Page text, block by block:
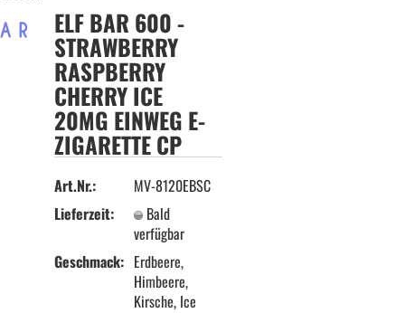
ELF BAR 600 -
STRAWBERRY
RASPBERRY
CHERRY ICE
20MG EINWEG E-
ZIGARETTE CP
Art.Nr.:
MV-8120EBSC
Lieferzeit:
Bald
verfügbar
Geschmack: Erdbeere,
Himbeere,
Kirsche, Ice